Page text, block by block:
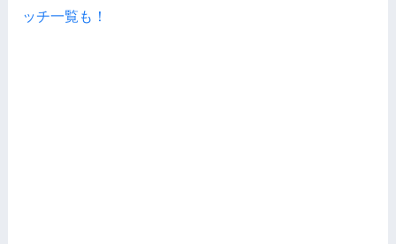
ッチ一覧も！